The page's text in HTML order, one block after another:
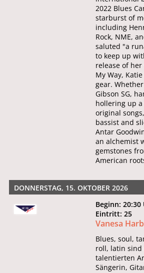
2022 Blues
starburst of
including
Rock, NME,
saluted "a
to keep up
release of
My Way,
gear.
Gibson SG,
hollering up
original
bassist and
Antar
an alchemist
gemstones
American
DONNERSTAG, 15. OKTOBER 2026
Beginn: 20:30
Eintritt: 25
Vanesa
Blues, soul,
roll, latin sind
talentierten
Sängerin,